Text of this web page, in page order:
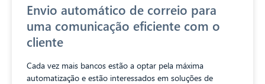
Envio automático de correio para
uma comunicação eficiente com o
cliente
Cada vez mais bancos estão a optar pela máxima
automatização e estão interessados em soluções de